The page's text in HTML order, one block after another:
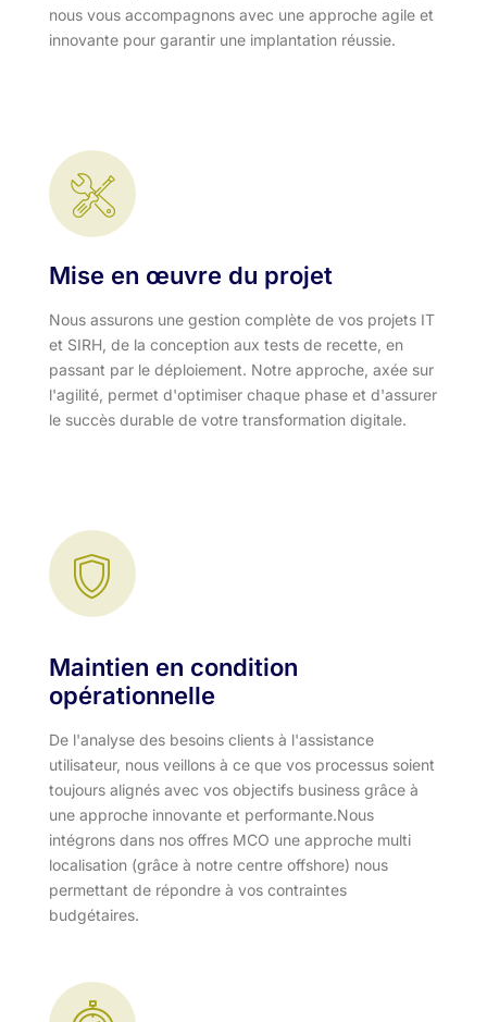
nous vous accompagnons avec une approche agile et
innovante pour garantir une implantation réussie.
Mise en œuvre du projet
Nous assurons une gestion complète de vos projets IT
et SIRH, de la conception aux tests de recette, en
passant par le déploiement. Notre approche, axée sur
l'agilité, permet d'optimiser chaque phase et d'assurer
le succès durable de votre transformation digitale.
Maintien en condition
opérationnelle
De l'analyse des besoins clients à l'assistance
utilisateur, nous veillons à ce que vos processus soient
toujours alignés avec vos objectifs business grâce à
une approche innovante et performante.​ Nous
intégrons dans nos offres MCO une approche multi
localisation (grâce à notre centre offshore) nous
permettant de répondre à vos contraintes
budgétaires.